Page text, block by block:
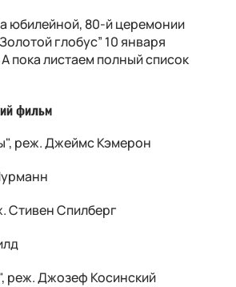
юбилейной, 80-й церемонии
глобус” 10 января
пока листаем полный список
фильм
реж. Джеймс Кэмерон
Стивен Спилберг
реж. Джозеф Косинский